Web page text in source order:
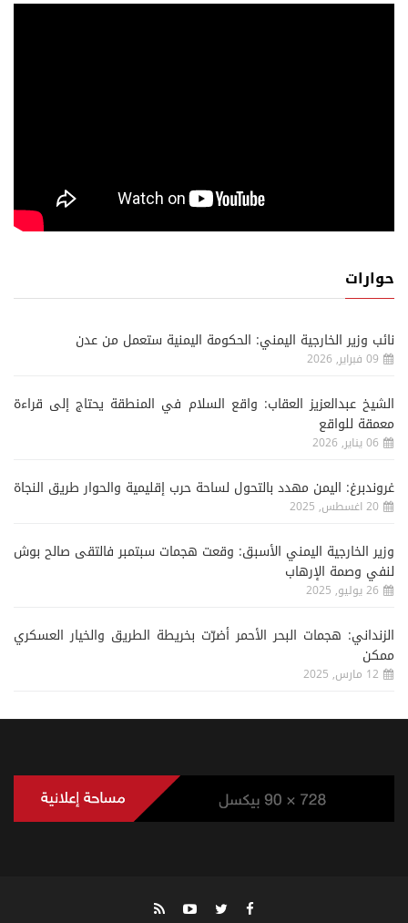
حوارات
نائب وزير الخارجية اليمني: الحكومة اليمنية ستعمل من عدن
09 فبراير, 2026
الشيخ عبدالعزيز العقاب: واقع السلام في المنطقة يحتاج إلى قراءة
معمقة للواقع
06 يناير, 2026
غروندبرغ: اليمن مهدد بالتحول لساحة حرب إقليمية والحوار طريق النجاة
20 اغسطس, 2025
وزير الخارجية اليمني الأسبق: وقعت هجمات سبتمبر فالتقى صالح بوش
لنفي وصمة الإرهاب
26 يوليو, 2025
الزنداني: هجمات البحر الأحمر أضرّت بخريطة الطريق والخيار العسكري
ممكن
12 مارس, 2025